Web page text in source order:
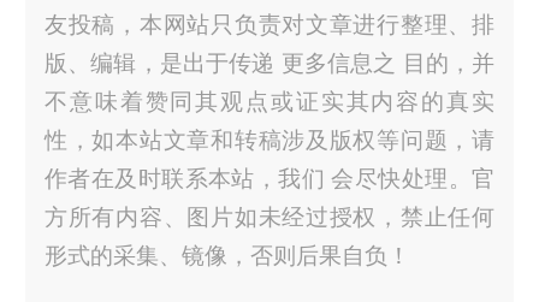
友投稿，本网站只负责对文章进行整理、排
版、编辑，是出于传递 更多信息之 目的，并
不意味着赞同其观点或证实其内容的真实
性，如本站文章和转稿涉及版权等问题，请
作者在及时联系本站，我们 会尽快处理。官
方所有内容、图片如未经过授权，禁止任何
形式的采集、镜像，否则后果自负！